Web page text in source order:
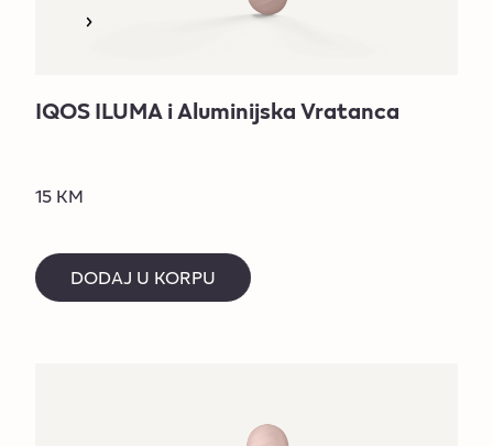
IQOS ILUMA i Aluminijska Vratanca
15 KM
DODAJ U KORPU